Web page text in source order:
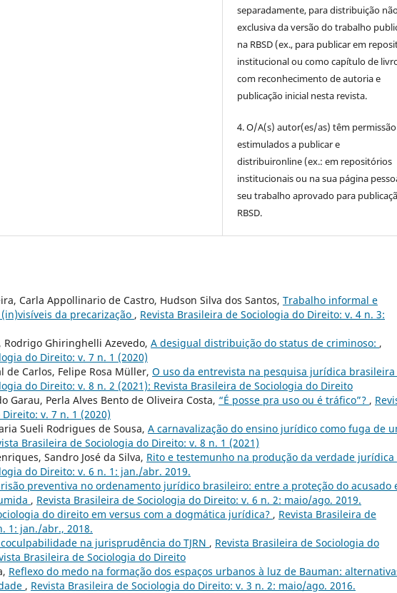
separadamente, para distribuição
exclusiva da versão do trabalho
na RBSD (ex., para publicar em
institucional ou como capítulo de
com reconhecimento de autoria e
publicação inicial nesta revista.
4. O/A(s) autor(es/as) têm
estimulados a publicar e
distribuironline (ex.: em repositórios
institucionais ou na sua página
seu trabalho aprovado para
RBSD.
Carla Appollinario de Castro, Hudson Silva dos Santos, Trabalho informal e
da precarização , Revista Brasileira de Sociologia do Direito: v. 4 n. 3:
Ghiringhelli Azevedo, A desigual distribuição do status de criminoso: ,
do Direito: v. 7 n. 1 (2020)
de Carlos, Felipe Rosa Müller, O uso da entrevista na pesquisa jurídica brasileira
do Direito: v. 8 n. 2 (2021): Revista Brasileira de Sociologia do Direito
Garau, Perla Alves Bento de Oliveira Costa, “É posse pra uso ou é tráfico”? ,
v. 7 n. 1 (2020)
Sueli Rodrigues de Sousa, A carnavalização do ensino jurídico como fuga de
Brasileira de Sociologia do Direito: v. 8 n. 1 (2021)
Sandro José da Silva, Rito e testemunho na produção da verdade jurídica
do Direito: v. 6 n. 1: jan./abr. 2019.
preventiva no ordenamento jurídico brasileiro: entre a proteção do acusado
, Revista Brasileira de Sociologia do Direito: v. 6 n. 2: maio/ago. 2019.
do direito em versus com a dogmática jurídica? , Revista Brasileira de
1: jan./abr., 2018.
na jurisprudência do TJRN , Revista Brasileira de Sociologia do
Brasileira de Sociologia do Direito
Reflexo do medo na formação dos espaços urbanos à luz de Bauman:
, Revista Brasileira de Sociologia do Direito: v. 3 n. 2: maio/ago. 2016.